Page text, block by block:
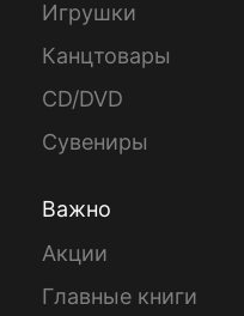
Игрушки
Канцтовары
CD/DVD
Сувениры
Важно
Акции
Главные книги